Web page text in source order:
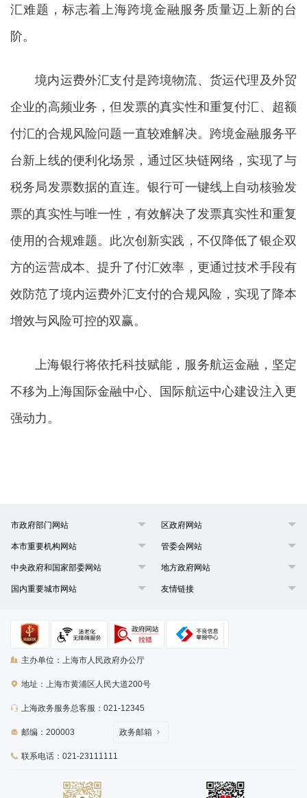
汇难题，标志着上海跨境金融服务质量迈上新的台
阶。
境内运费外汇支付是跨境物流、货运代理及外贸
企业的高频业务，但发票的真实性和重复付汇、超额
付汇的合规风险问题一直较难解决。跨境金融服务平
台新上线的便利化场景，通过区块链网络，实现了与
税务局发票数据的直连。银行可一键线上自动核验发
票的真实性与唯一性，有效解决了发票真实性和重复
使用的合规难题。此次创新实践，不仅降低了银企双
方的运营成本、提升了付汇效率，更通过技术手段有
效防范了境内运费外汇支付的合规风险，实现了降本
增效与风险可控的双赢。
上海银行将依托科技赋能，服务航运金融，坚定
不移为上海国际金融中心、国际航运中心建设注入更
强动力。
市政府部门网站 区政府网站
本市重要机构网站 管委会网站
中央政府和国家部委网站 地方政府网站
国内重要城市网站 友情链接
主办单位：上海市人民政府办公厅
地址：上海市黄浦区人民大道200号
上海政务服务总客服：021-12345
邮编：200003
联系电话：021-23111111
政务邮箱